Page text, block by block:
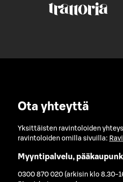
Ota yhteyttä
Yksittäisten ravintoloiden
ravintoloiden omilla sivuilla:
Myyntipalvelu,
0300 870 020 (arkisin klo 8.30-